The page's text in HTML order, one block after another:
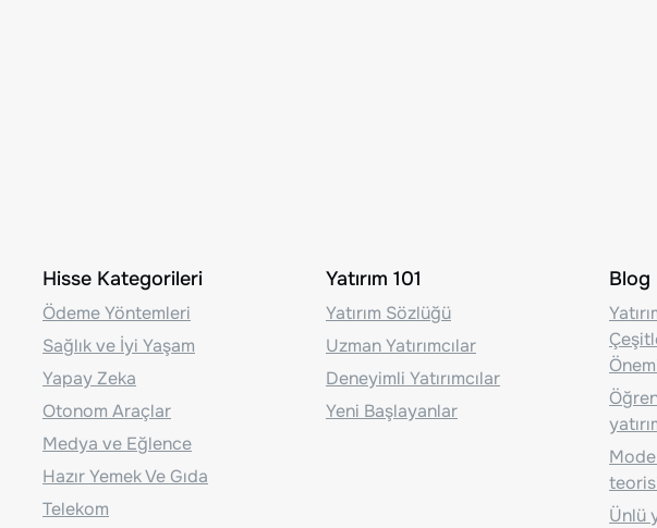
Hisse Kategorileri
Ödeme Yöntemleri
Sağlık ve İyi Yaşam
Yapay Zeka
Otonom Araçlar
Medya ve Eğlence
Hazır Yemek Ve Gıda
Telekom
Yatırım 101
Yatırım Sözlüğü
Uzman Yatırımcılar
Deneyimli Yatırımcılar
Yeni Başlayanlar
Blog
Ünlü